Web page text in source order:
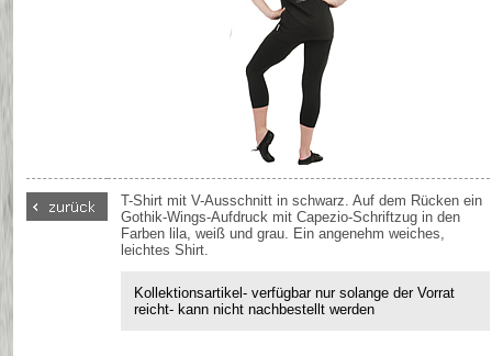
T-Shirt mit V-Ausschnitt in schwarz. Auf dem Rücken ein
Gothik-Wings-Aufdruck mit Capezio-Schriftzug in den
Farben lila, weiß und grau. Ein angenehm weiches,
leichtes Shirt.
Kollektionsartikel- verfügbar nur solange der Vorrat
reicht- kann nicht nachbestellt werden